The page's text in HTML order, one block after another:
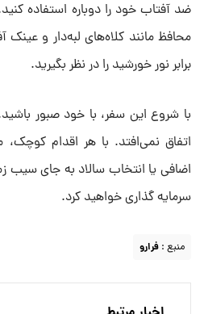
ضد آفتاب خود را دوباره استفاده
محافظ مانند کلاه‌های لبه‌دار و عینک
برابر نور خورشید را در نظر بگیرید.
با شروع این سفر، با خود صبور
اتفاق نمی‌افتد. با هر اقدام
اضافی یا انتخاب سالاد به جای سیب
سرمایه گذاری خواهید کرد.
منبع : فرارو